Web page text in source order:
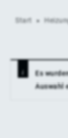
Start »
Es
Auswahl